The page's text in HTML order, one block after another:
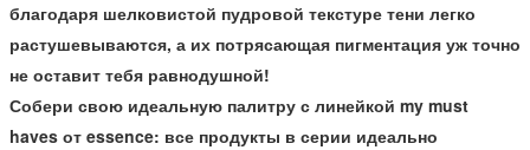
благодаря шелковистой пудровой текстуре тени легко
растушевываются, а их потрясающая пигментация уж точно
не оставит тебя равнодушной!
Собери свою идеальную палитру с линейкой my must
haves от essence: все продукты в серии идеально